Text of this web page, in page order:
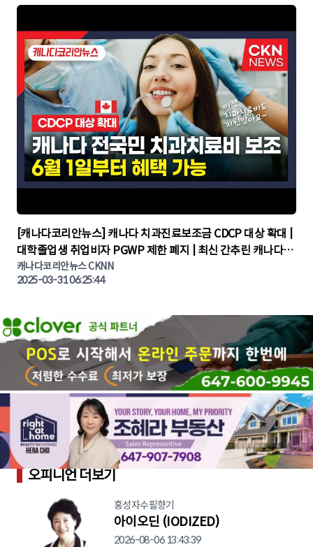
▶
[캐나다코리안뉴스] 캐나다 치과진료보조금 CDCP 대상 확대 |
대학졸업생 취업비자 PGWP 제한 폐지 | 최신 간추린 캐나다뉴
스 | CKNNEWS | 캐나다뉴스 | 토론토뉴스
캐나다코리안뉴스 CKNN
2025-03-31 06:25:44
오피니언 더보기
홍성자수필향기
아이오딘 (IODIZED)
2026-08-06 13:43:39